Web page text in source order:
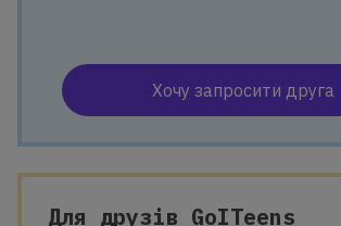
Хочу запросити друга
Для друзів GoITeens